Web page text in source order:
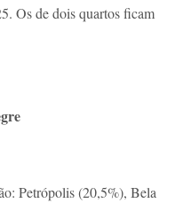
Os de dois quartos ficam
Petrópolis (20,5%), Bela